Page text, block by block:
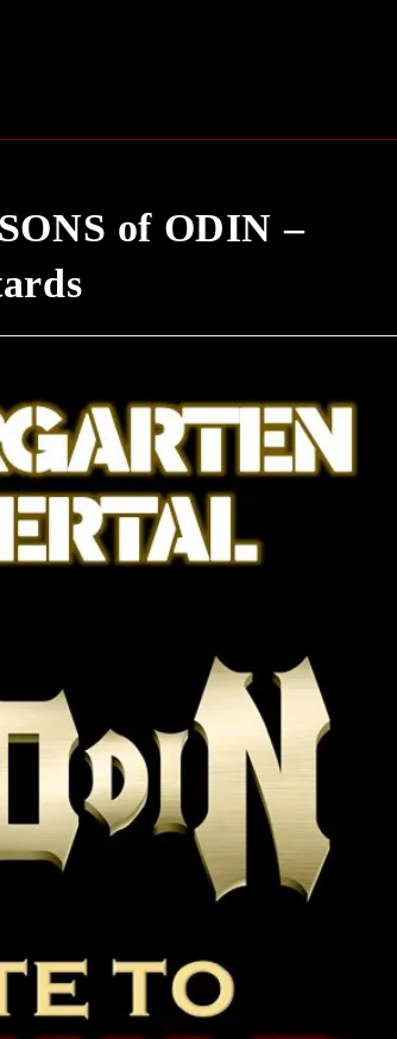
of ODIN –